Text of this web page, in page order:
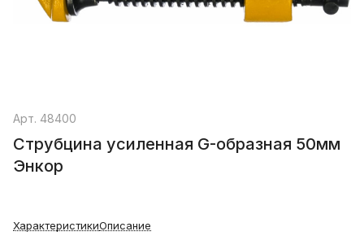
Арт. 48400
Струбцина усиленная G-образная 50мм
Энкор
ХарактеристикиОписание